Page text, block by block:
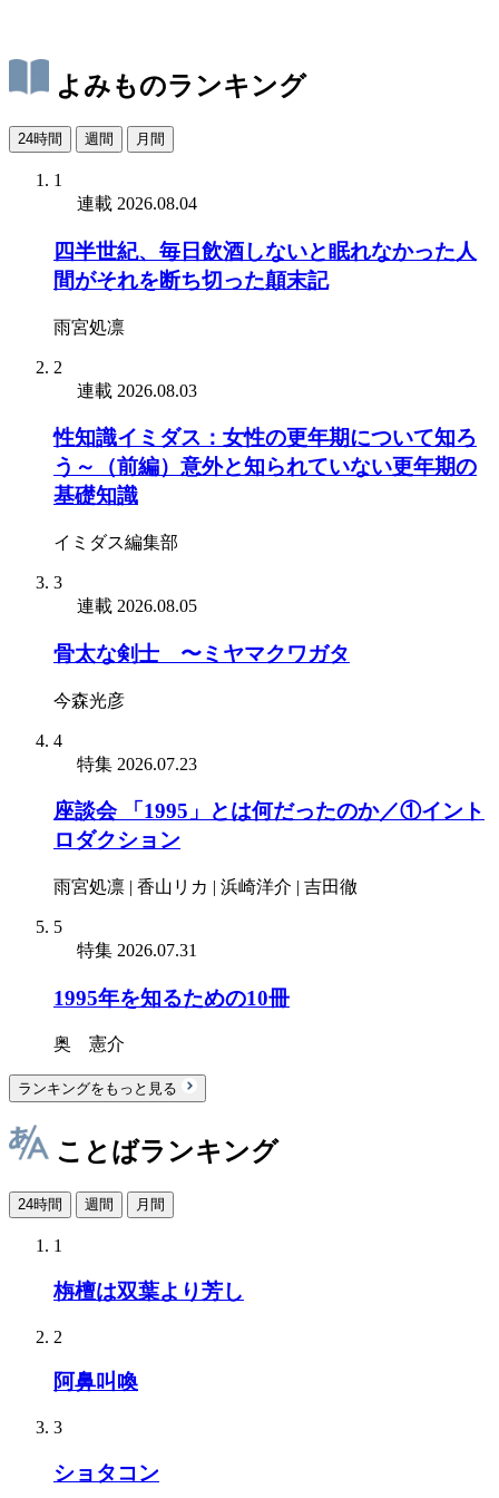
よみものランキング
24時間 週間 月間
1
連載 2026.08.04
四半世紀、毎日飲酒しないと眠れなかった人
間がそれを断ち切った顛末記
雨宮処凛
2
連載 2026.08.03
性知識イミダス：女性の更年期について知ろ
う～（前編）意外と知られていない更年期の
基礎知識
イミダス編集部
3
連載 2026.08.05
骨太な剣士 〜ミヤマクワガタ
今森光彦
4
特集 2026.07.23
座談会 「1995」とは何だったのか／①イント
ロダクション
雨宮処凛 | 香山リカ | 浜崎洋介 | 吉田徹
5
特集 2026.07.31
1995年を知るための10冊
奥 憲介
ランキングをもっと見る
ことばランキング
24時間 週間 月間
1
栴檀は双葉より芳し
2
阿鼻叫喚
3
ショタコン